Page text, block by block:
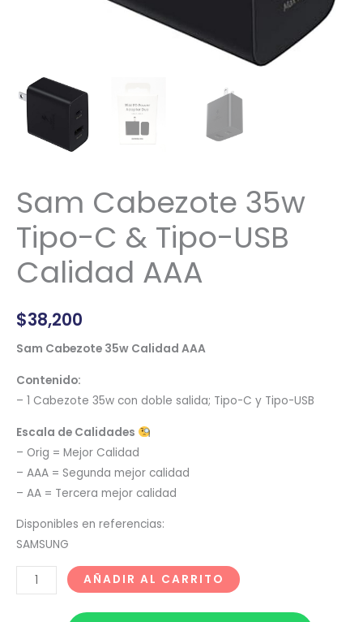
Sam Cabezote 35w
Tipo-C & Tipo-USB
Calidad AAA
$38,200
Sam Cabezote 35w Calidad AAA
Contenido:
– 1 Cabezote 35w con doble salida; Tipo-C y Tipo-USB
Escala de Calidades
– Orig = Mejor Calidad
– AAA = Segunda mejor calidad
– AA = Tercera mejor calidad
Disponibles en referencias:
SAMSUNG
AÑADIR AL CARRITO